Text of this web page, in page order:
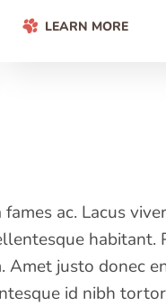
LEARN MORE
ac. Lacus
Amet justo donec
id nibh